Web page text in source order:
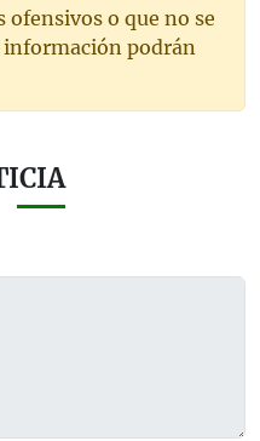
o que no se
podrán